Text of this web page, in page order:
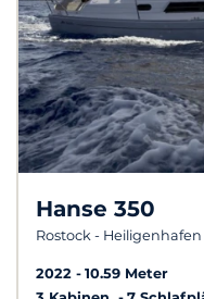
Hanse 350
Rostock -
2022
10.59 Meter